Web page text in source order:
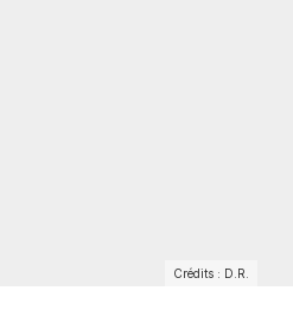
Crédits : D.R.